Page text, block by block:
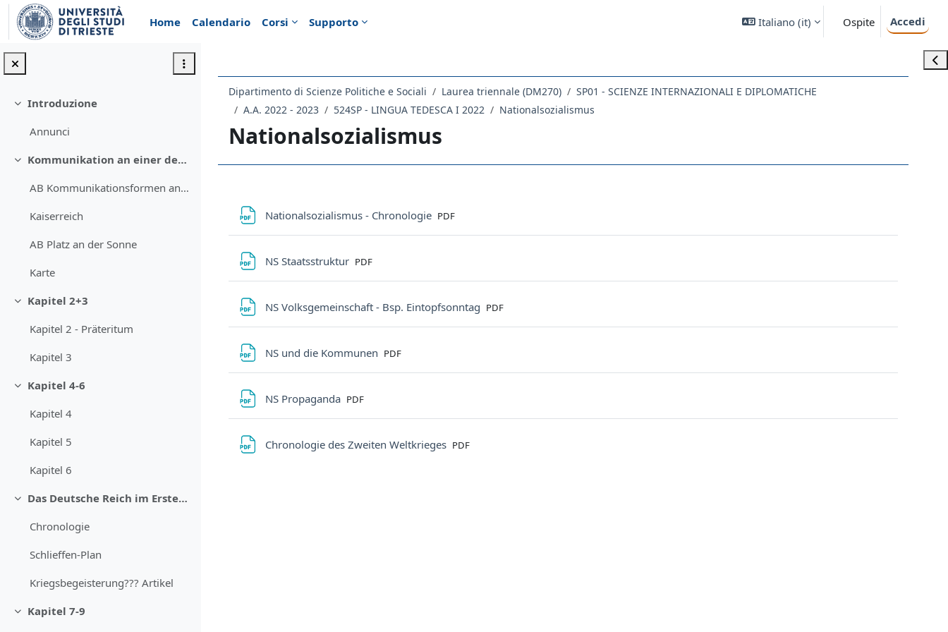
Vai al contenuto principale
Home
Calendario Corsi Supporto Italiano ‎(it)‎ Ospite Accedi
Minimizza
Introduzione
Annunci
Minimizza
Kommunikation an einer deutschen Universität
AB Kommunikationsformen an deutschsprachigen Hochschulen
Kaiserreich
AB Platz an der Sonne
Karte
Minimizza
Kapitel 2+3
Kapitel 2 - Präteritum
Kapitel 3
Minimizza
Kapitel 4-6
Kapitel 4
Kapitel 5
Kapitel 6
Minimizza
Das Deutsche Reich im Ersten Weltkrieg
Chronologie
Schlieffen-Plan
Kriegsbegeisterung??? Artikel
Minimizza
Kapitel 7-9
Dipartimento di Scienze Politiche e Sociali Laurea triennale (DM270)
SP01 - SCIENZE INTERNAZIONALI E DIPLOMATICHE
A.A. 2022 - 2023
524SP - LINGUA TEDESCA I 2022 Nationalsozialismus
Nationalsozialismus
Nationalsozialismus - Chronologie File
PDF
NS Staatsstruktur File
PDF
NS Volksgemeinschaft - Bsp. Eintopfsonntag File
PDF
NS und die Kommunen File
PDF
NS Propaganda File
PDF
Chronologie des Zweiten Weltkrieges File
PDF